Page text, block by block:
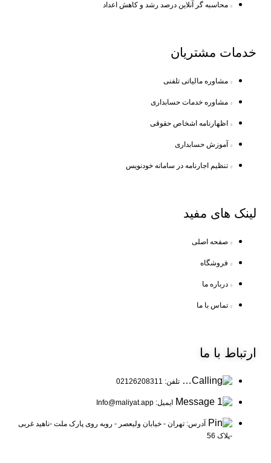
محاسبه گر آنلاین درصد رشد و کاهش اعداد
خدمات مشتریان
مشاوره مالیاتی تلفنی
مشاوره خدمات حسابداری
اظهارنامه اشخاص حقوقی
آموزش حسابداری
تنظیم اجارنامه در سامانه خودنویس
لینک های مفید
صفحه اصلی
فروشگاه
درباره ما
تماس با ما
ارتباط با ما
تلفن: 02126208311
ایمیل: Info@maliyat.app
آدرس: تهران - خیابان ولیعصر - روبه روی پارک ملت -ناهید غربی
-پلاک 56